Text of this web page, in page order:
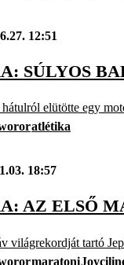
12:51
SÚLYOS
elütötte egy
atlétika
18:57
AZ ELSŐ
világrekordját tartó
maratoni